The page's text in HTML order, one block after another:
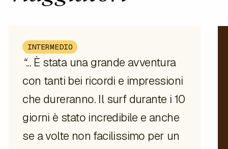
INTERMEDIO
“... È stata una grande avventura
con tanti bei ricordi e impressioni
che dureranno. Il surf durante i 10
giorni è stato incredibile e anche
se a volte non facilissimo per un